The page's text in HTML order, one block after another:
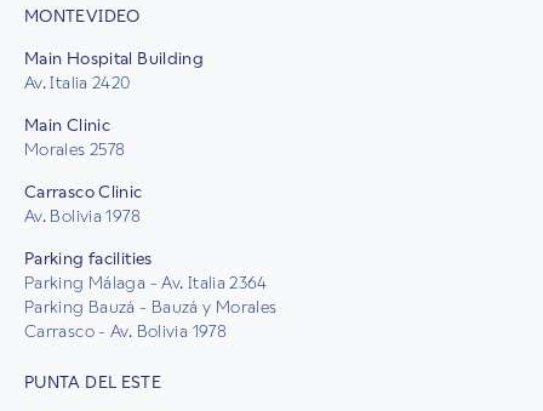
MONTEVIDEO
Main Hospital Building
Av. Italia 2420
Main Clinic
Morales 2578
Carrasco Clinic
Av. Bolivia 1978
Parking facilities
Parking Málaga - Av. Italia 2364
Parking Bauzá - Bauzá y Morales
Carrasco - Av. Bolivia 1978
PUNTA DEL ESTE